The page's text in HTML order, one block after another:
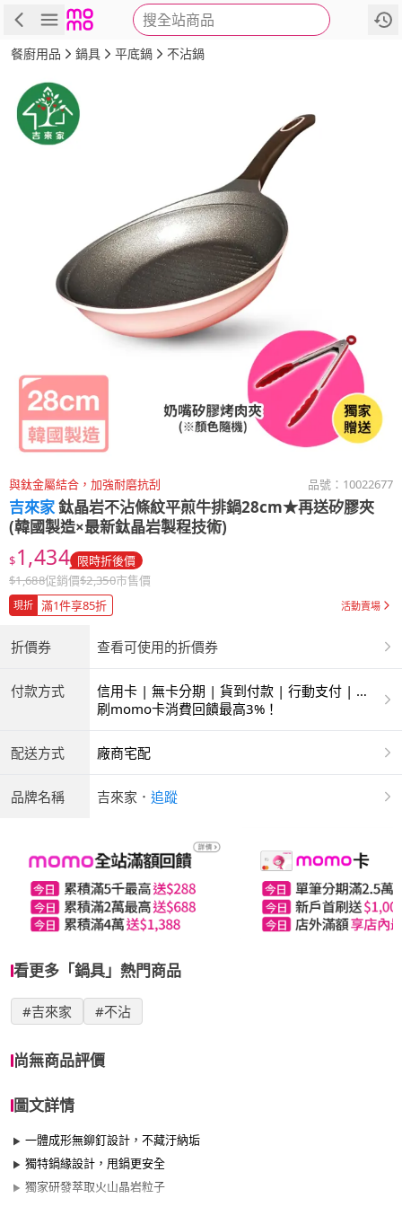
搜全站商品
商品 評價 詳情
餐廚用品 鍋具 平底鍋 不沾鍋
與鈦金屬結合，加強耐磨抗刮 品號： 10022677
吉來家鈦晶岩不沾條紋平煎牛排鍋28cm★再送矽膠夾
(韓國製造×最新鈦晶岩製程技術)
$1,434 限時折後價
$1,688促銷價$2,350市售價
現折 滿1件享85折 活動賣場
折價券 查看可使用的折價券
付款方式
信用卡 | 無卡分期 | 貨到付款 | 行動支付 | 超
商付款 | ATM | 銀聯卡
刷momo卡消費回饋最高3%！
配送方式 廠商宅配
品牌名稱 吉來家 ． 追蹤
看更多「鍋具」熱門商品
#吉來家 #不沾
尚無商品評價
圖文詳情
一體成形無鉚釘設計，不藏汙納垢
獨特鍋緣設計，甩鍋更安全
獨家研發萃取火山晶岩粒子